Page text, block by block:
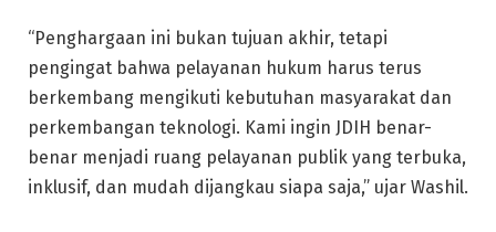
“Penghargaan ini bukan tujuan akhir, tetapi
pengingat bahwa pelayanan hukum harus terus
berkembang mengikuti kebutuhan masyarakat dan
perkembangan teknologi. Kami ingin JDIH benar-
benar menjadi ruang pelayanan publik yang terbuka,
inklusif, dan mudah dijangkau siapa saja,” ujar Washil.